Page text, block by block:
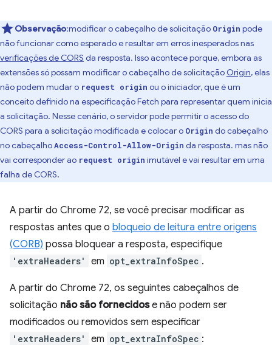
Observação:modificar o cabeçalho de solicitação Origin pode
não funcionar como esperado e resultar em erros inesperados nas
verificações de CORS da resposta. Isso acontece porque, embora as
extensões só possam modificar o cabeçalho de solicitação Origin, elas
não podem mudar o request origin ou o iniciador, que é um
conceito definido na especificação Fetch para representar quem inicia
a solicitação. Nesse cenário, o servidor pode permitir o acesso do
CORS para a solicitação modificada e colocar o Origin do cabeçalho
no cabeçalhoAccess-Control-Allow-Origin da resposta. mas não
vai corresponder ao request origin imutável e vai resultar em uma
falha de CORS.
A partir do Chrome 72, se você precisar modificar as
respostas antes que o bloqueio de leitura entre origens
(CORB) possa bloquear a resposta, especifique
'extraHeaders' em opt_extraInfoSpec .
A partir do Chrome 72, os seguintes cabeçalhos de
solicitação não são fornecidose não podem ser
modificados ou removidos sem especificar
'extraHeaders' em opt_extraInfoSpec :